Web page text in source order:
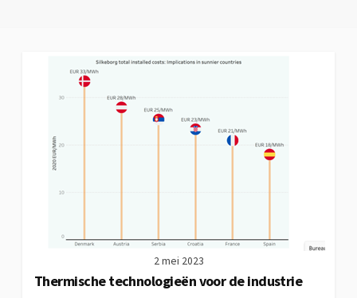
2 mei 2023
Thermische technologieën voor de industrie